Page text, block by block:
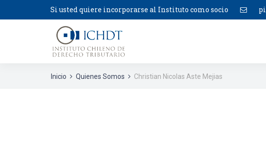
Si usted quiere incorporarse al Instituto como socio
Inicio Quienes Somos Christian Nicolas Aste Mejias